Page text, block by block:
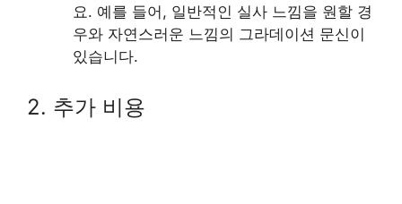
요. 예를 들어, 일반적인 실사 느낌을 원할 경
우와 자연스러운 느낌의 그라데이션 문신이
있습니다.
2. 추가 비용